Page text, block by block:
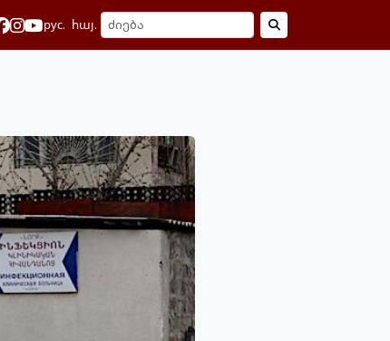
рус. հայ.